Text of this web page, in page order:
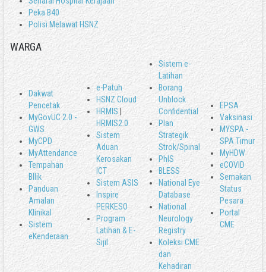
Peka B40
Polisi Melawat HSNZ
WARGA
Dakwat
Pencetak
MyGovUC 2.0 -
GWS
MyCPD
MyAttendance
Tempahan
BIlik
Panduan
Amalan
Klinikal
Sistem
eKenderaan
e-Patuh
HSNZ Cloud
HRMIS
HRMIS2.0
Sistem
Aduan
Kerosakan
ICT
Sistem ASIS
Inspire
PERKESO
Program
Latihan & E-
Sijil
Sistem e-
Latihan
Borang
Unblock
Confidential
Plan
Strategik
Strok/Spinal
PhIS
BLESS
National Eye
Database
National
Neurology
Registry
Koleksi CME
dan
Kehadiran
EPSA
Vaksinasi
MYSPA -
SPA Timur
MyHDW
eCOVID
Semakan
Status
Pesara
Portal
CME